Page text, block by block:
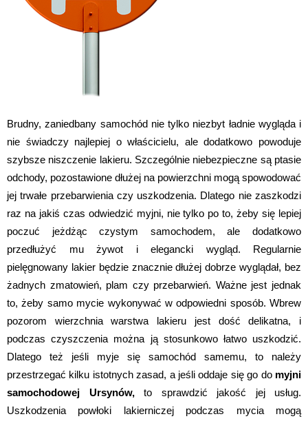
Brudny, zaniedbany samochód nie tylko niezbyt ładnie wygląda i
nie świadczy najlepiej o właścicielu, ale dodatkowo powoduje
szybsze niszczenie lakieru. Szczególnie niebezpieczne są ptasie
odchody, pozostawione dłużej na powierzchni mogą spowodować
jej trwałe przebarwienia czy uszkodzenia. Dlatego nie zaszkodzi
raz na jakiś czas odwiedzić myjni, nie tylko po to, żeby się lepiej
poczuć jeżdżąc czystym samochodem, ale dodatkowo
przedłużyć mu żywot i elegancki wygląd. Regularnie
pielęgnowany lakier będzie znacznie dłużej dobrze wyglądał, bez
żadnych zmatowień, plam czy przebarwień. Ważne jest jednak
to, żeby samo mycie wykonywać w odpowiedni sposób. Wbrew
pozorom wierzchnia warstwa lakieru jest dość delikatna, i
podczas czyszczenia można ją stosunkowo łatwo uszkodzić.
Dlatego też jeśli myje się samochód samemu, to należy
przestrzegać kilku istotnych zasad, a jeśli oddaje się go do myjni
samochodowej Ursynów,to sprawdzić jakość jej usług.
Uszkodzenia powłoki lakierniczej podczas mycia mogą